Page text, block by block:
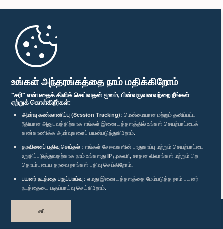
உங்கள் அந்தரங்கத்தை நாம் மதிக்கிறோம்
"சரி" என்பதைக் கிளிக் செய்வதன் மூலம், பின்வருவனவற்றை நீங்கள்
ஏற்றுக் கொள்கிறீர்கள்:
அமர்வு கண்காணிப்பு (Session Tracking): மென்மையான மற்றும் தனிப்பட்ட
ரீதியான அனுபவத்திற்காக எங்கள் இணையத்தளத்தில் உங்கள் செயற்பாட்டைக்
கண்காணிக்க அமர்வுகளைப் பயன்படுத்துகிறோம்.
தரவினைப் பதிவு செய்தல் : எங்கள் சேவைகளின் பாதுகாப்பு மற்றும் செயற்பாட்டை
உறுதிப்படுத்துவதற்காக நாம் உங்களது IP முகவரி, சாதன விவரங்கள் மற்றும் பிற
தொடர்புடைய தரவை நாங்கள் பதிவு செய்கிறோம்.
பயனர் நடத்தை பகுப்பாய்வு : எமது இணையத்தளத்தை மேம்படுத்த நாம் பயனர்
நடத்தையை பகுப்பாய்வு செய்கிறோம்.
சரி
முதற்பக்கம்
பாராளுமன்ற கையடக்க செயலி
எம்மை பின்தொடர்க :
விருதுகள்
தனியுரிமைக் கொள்கை